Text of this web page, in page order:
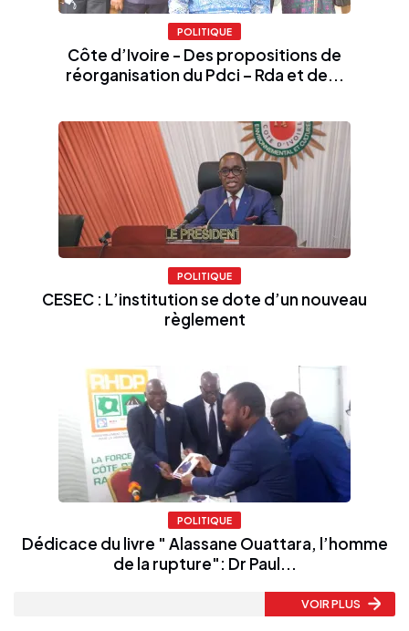
POLITIQUE
Côte d’Ivoire - Des propositions de
réorganisation du Pdci – Rda et de...
POLITIQUE
CESEC : L’institution se dote d’un nouveau
règlement
POLITIQUE
Dédicace du livre " Alassane Ouattara, l’homme
de la rupture": Dr Paul...
VOIR PLUS